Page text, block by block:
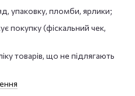
упаковку, пломби, ярлики;
покупку (фіскальний чек,
товарів, що не підлягають